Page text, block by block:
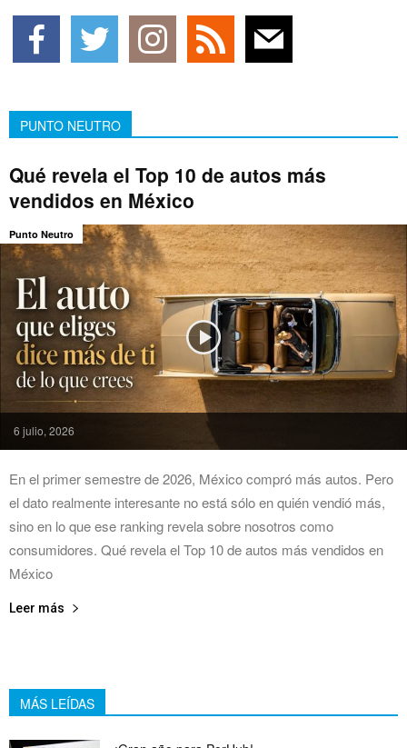
PUNTO NEUTRO
Qué revela el Top 10 de autos más
vendidos en México
6 julio, 2026
Punto Neutro
En el primer semestre de 2026, México compró más autos. Pero
el dato realmente interesante no está sólo en quién vendió más,
sino en lo que ese ranking revela sobre nosotros como
consumidores. Qué revela el Top 10 de autos más vendidos en
México
Leer más
MÁS LEÍDAS